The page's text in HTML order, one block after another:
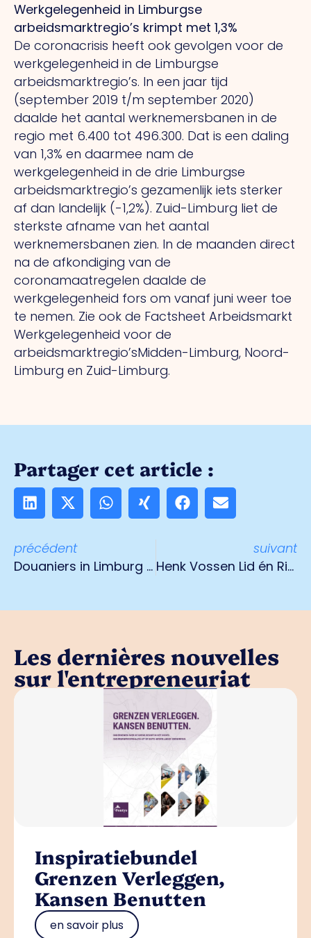
Werkgelegenheid in Limburgse
arbeidsmarktregio’s krimpt met 1,3%
De coronacrisis heeft ook gevolgen voor de
werkgelegenheid in de Limburgse
arbeidsmarktregio’s. In een jaar tijd
(september 2019 t/m september 2020)
daalde het aantal werknemersbanen in de
regio met 6.400 tot 496.300. Dat is een daling
van 1,3% en daarmee nam de
werkgelegenheid in de drie Limburgse
arbeidsmarktregio’s gezamenlijk iets sterker
af dan landelijk (-1,2%). Zuid-Limburg liet de
sterkste afname van het aantal
werknemersbanen zien. In de maanden direct
na de afkondiging van de
coronamaatregelen daalde de
werkgelegenheid fors om vanaf juni weer toe
te nemen. Zie ook de Factsheet Arbeidsmarkt
Werkgelegenheid voor de
arbeidsmarktregio’sMidden-Limburg, Noord-
Limburg en Zuid-Limburg.
Partager cet article :
précédent
Douaniers in Limburg werken in nieuw uniform
suivant
Henk Vossen Lid én Ridder in de Orde van Oranje Nassau
Les dernières nouvelles
sur l'entrepreneuriat
Inspiratiebundel
Grenzen Verleggen,
Kansen Benutten
en savoir plus